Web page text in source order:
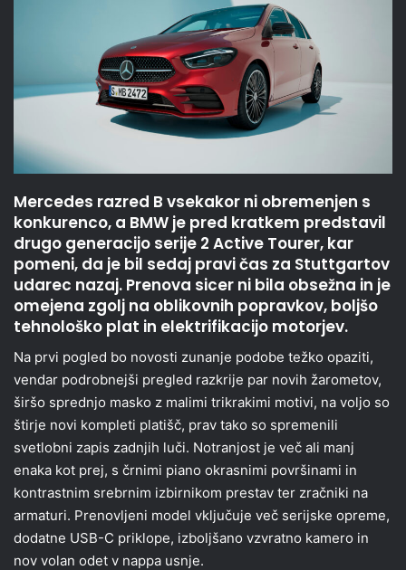
Mercedes razred B vsekakor ni obremenjen s
konkurenco, a BMW je pred kratkem predstavil
drugo generacijo serije 2 Active Tourer, kar
pomeni, da je bil sedaj pravi čas za Stuttgartov
udarec nazaj. Prenova sicer ni bila obsežna in je
omejena zgolj na oblikovnih popravkov, boljšo
tehnološko plat in elektrifikacijo motorjev.
Na prvi pogled bo novosti zunanje podobe težko opaziti,
vendar podrobnejši pregled razkrije par novih žarometov,
širšo sprednjo masko z malimi trikrakimi motivi, na voljo so
štirje novi kompleti platišč, prav tako so spremenili
svetlobni zapis zadnjih luči. Notranjost je več ali manj
enaka kot prej, s črnimi piano okrasnimi površinami in
kontrastnim srebrnim izbirnikom prestav ter zračniki na
armaturi. Prenovljeni model vključuje več serijske opreme,
dodatne USB-C priklope, izboljšano vzvratno kamero in
nov volan odet v nappa usnje.